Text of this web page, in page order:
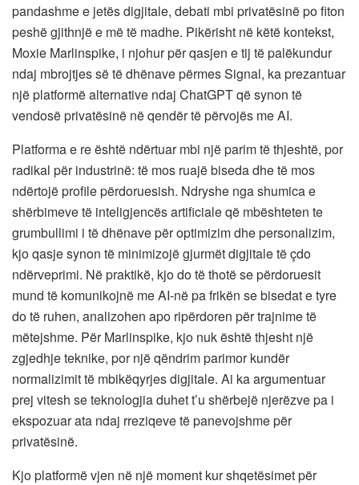
pandashme e jetës digjitale, debati mbi privatësinë po fiton
peshë gjithnjë e më të madhe. Pikërisht në këtë kontekst,
Moxie Marlinspike, i njohur për qasjen e tij të palëkundur
ndaj mbrojtjes së të dhënave përmes Signal, ka prezantuar
një platformë alternative ndaj ChatGPT që synon të
vendosë privatësinë në qendër të përvojës me AI.
Platforma e re është ndërtuar mbi një parim të thjeshtë, por
radikal për industrinë: të mos ruajë biseda dhe të mos
ndërtojë profile përdoruesish. Ndryshe nga shumica e
shërbimeve të inteligjencës artificiale që mbështeten te
grumbullimi i të dhënave për optimizim dhe personalizim,
kjo qasje synon të minimizojë gjurmët digjitale të çdo
ndërveprimi. Në praktikë, kjo do të thotë se përdoruesit
mund të komunikojnë me AI-në pa frikën se bisedat e tyre
do të ruhen, analizohen apo ripërdoren për trajnime të
mëtejshme. Për Marlinspike, kjo nuk është thjesht një
zgjedhje teknike, por një qëndrim parimor kundër
normalizimit të mbikëqyrjes digjitale. Ai ka argumentuar
prej vitesh se teknologjia duhet t’u shërbejë njerëzve pa i
ekspozuar ata ndaj rreziqeve të panevojshme për
privatësinë.
Kjo platformë vjen në një moment kur shqetësimet për